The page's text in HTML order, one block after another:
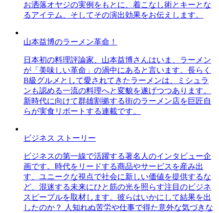
お洒落オヤジの実例をもとに、着こなし術とキーとな
るアイテム、そしてその演出効果をお伝えします。
山本益博のラーメン革命！
日本初の料理評論家、山本益博さんはいま、ラーメン
が「美味しい革命」の渦中にあると言います。長らく
B級グルメとして愛されてきたラーメンは、ミシュラ
ンも認める一流の料理へと変貌を遂げつつあります。
新時代に向けて群雄割拠する街のラーメン店を巨匠自
らが実食リポートする連載です。
ビジネス ストーリー
ビジネスの第一線で活躍する著名人のインタビュー企
画です。時代をリードする商品やサービスを産み出
す、ユニークな視点で社会に新しい価値を提供するな
ど、混迷する未来にひと筋の光を照らす注目のビジネ
スピープルを取材します。彼らはいかにして結果を出
したのか？ 人知れぬ苦労や仕事で得た意外な気づきな